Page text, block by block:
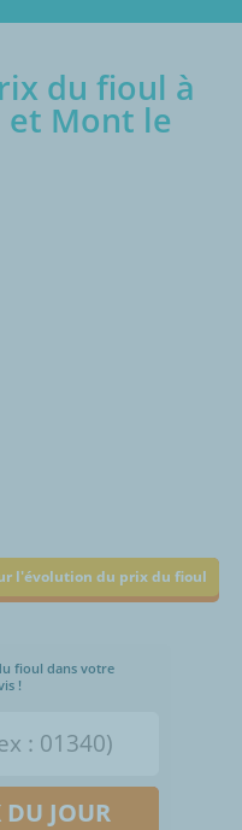
du fioul à
et Mont le
l'évolution du prix du fioul
fioul dans votre
!
JOUR